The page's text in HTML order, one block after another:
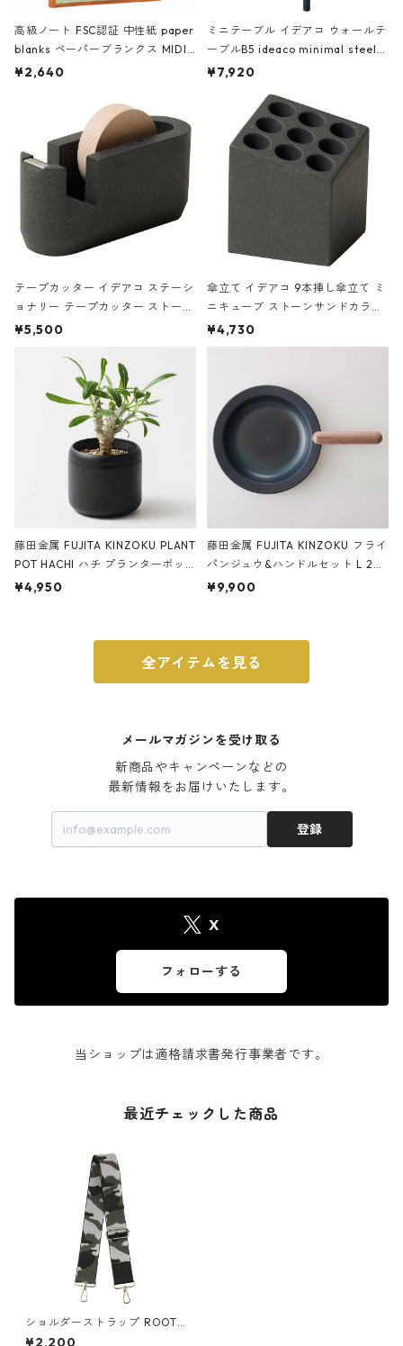
高級ノート FSC認証 中性紙 paper
blanks ペーパーブランクス MIDI
ハードカバー 罫線 ヴァン・ゴッホ
¥2,640
ミニテーブル イデアコ ウォールテ
ーブルB5 ideaco minimal steel f
urniture WALL Table B5 ネイビー
¥7,920
テープカッター イデアコ ステーシ
ョナリー テープカッター ストーン
サンドカラー 石調 ideaco Station
¥5,500
傘立て イデアコ 9本挿し傘立て ミ
ニキューブ ストーンサンドカラー
石調 ideaco Umbrella Stand CUB
E ストーンサンドブラック
¥4,730
藤田金属 FUJITA KINZOKU PLANT
POT HACHI ハチ プランターポッ
ト 3号 ブラック
¥4,950
藤田金属 FUJITA KINZOKU フライ
パンジュウ&ハンドルセット L 24c
m ガス火・IH対応 鉄フライパン
¥9,900
全アイテムを見る
メールマガジンを受け取る
新商品やキャンペーンなどの
最新情報をお届けいたします。
登録
X
フォローする
当ショップは適格請求書発行事業者です。
最近チェックした商品
ショルダーストラップ ROOTO
TE ルートート OP.LT.ストラッ
¥2,200